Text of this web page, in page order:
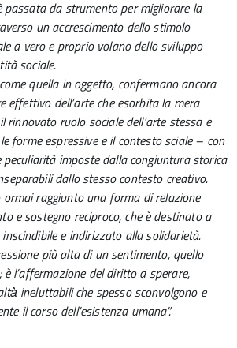
passata da strumento per migliorare la
un accrescimento dello stimolo
a vero e proprio volano dello sviluppo
sociale.
quella in oggetto, confermano ancora
effettivo dell’arte che esorbita la mera
rinnovato ruolo sociale dell’arte stessa e
forme espressive e il contesto sciale – con
peculiarità imposte dalla congiuntura storica
dallo stesso contesto creativo.
raggiunto una forma di relazione
e sostegno reciproco, che è destinato a
e indirizzato alla solidarietà.
più alta di un sentimento, quello
è l’affermazione del diritto a sperare,
ineluttabili che spesso sconvolgono e
il corso dell’esistenza umana”.